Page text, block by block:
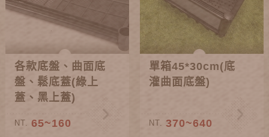
各款底盤、曲面底
盤、鬆底蓋(綠上
蓋、黑上蓋)
NT. 65~160
單箱45*30cm(底
灌曲面底盤)
NT. 370~640